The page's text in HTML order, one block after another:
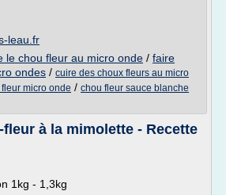
leau.fr
le chou fleur au micro onde / faire
ondes / cuire des choux fleurs au micro
micro onde / chou fleur sauce blanche
à la mimolette - Recette
1kg - 1,3kg